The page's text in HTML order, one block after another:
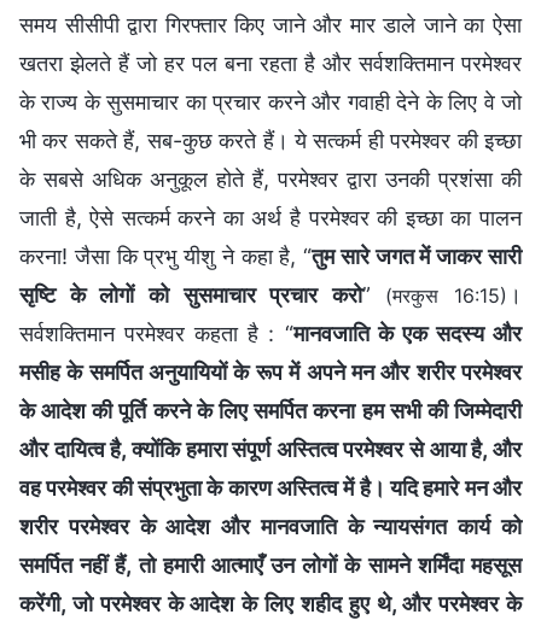
समय सीसीपी द्वारा गिरफ्तार किए जाने और मार डाले जाने का ऐसा
खतरा झेलते हैं जो हर पल बना रहता है और सर्वशक्तिमान परमेश्वर
के राज्य के सुसमाचार का प्रचार करने और गवाही देने के लिए वे जो
भी कर सकते हैं, सब-कुछ करते हैं। ये सत्कर्म ही परमेश्वर की इच्छा
के सबसे अधिक अनुकूल होते हैं, परमेश्वर द्वारा उनकी प्रशंसा की
जाती है, ऐसे सत्कर्म करने का अर्थ है परमेश्वर की इच्छा का पालन
करना! जैसा कि प्रभु यीशु ने कहा है, “तुम सारे जगत में जाकर सारी
सृष्‍टि के लोगों को सुसमाचार प्रचार करो” (मरकुस 16:15) ।
सर्वशक्तिमान परमेश्वर कहता है : “मानवजाति के एक सदस्य और
मसीह के समर्पित अनुयायियों के रूप में अपने मन और शरीर परमेश्वर
के आदेश की पूर्ति करने के लिए समर्पित करना हम सभी की जिम्मेदारी
और दायित्व है, क्योंकि हमारा संपूर्ण अस्तित्व परमेश्वर से आया है, और
वह परमेश्वर की संप्रभुता के कारण अस्तित्व में है। यदि हमारे मन और
शरीर परमेश्वर के आदेश और मानवजाति के न्यायसंगत कार्य को
समर्पित नहीं हैं, तो हमारी आत्माएँ उन लोगों के सामने शर्मिंदा महसूस
करेंगी, जो परमेश्वर के आदेश के लिए शहीद हुए थे, और परमेश्वर के